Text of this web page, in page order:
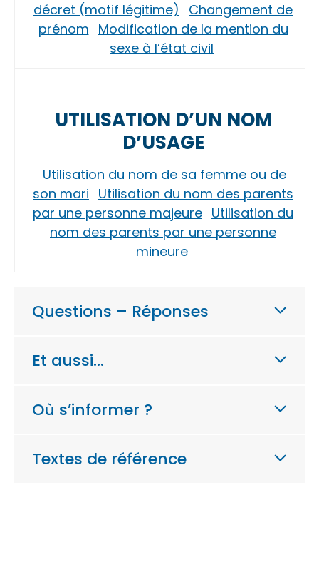
décret (motif légitime)
Changement de
prénom Modification de la mention du
sexe à l’état civil
UTILISATION D’UN NOM
D’USAGE
Utilisation du nom de sa femme ou de
son mari Utilisation du nom des parents
par une personne majeure Utilisation du
nom des parents par une personne
mineure
Questions – Réponses
Et aussi…
Où s’informer ?
Textes de référence